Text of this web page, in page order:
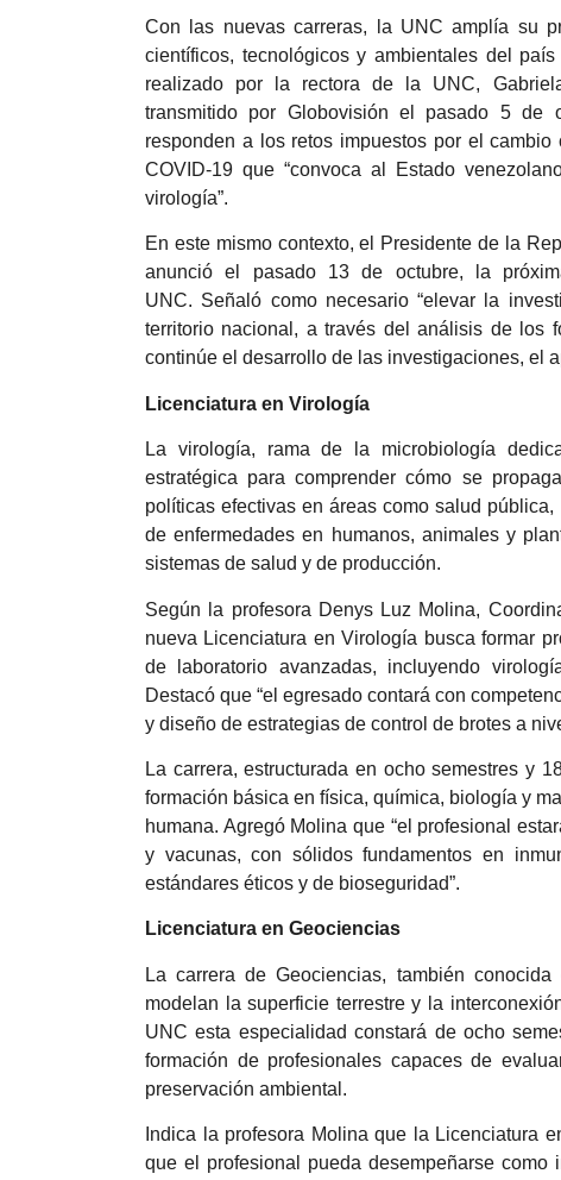
Con las nuevas carreras, la UNC amplía su
científicos, tecnológicos y ambientales del
realizado por la rectora de la UNC,
transmitido por Globovisión el pasado 5 de
responden a los retos impuestos por el
COVID-19 que “convoca al Estado
virología”.
En este mismo contexto, el Presidente de la
anunció el pasado 13 de octubre, la
UNC. Señaló como necesario “elevar la
territorio nacional, a través del análisis de los
continúe el desarrollo de las investigaciones, el
Licenciatura en Virología
La virología, rama de la microbiología
estratégica para comprender cómo se
políticas efectivas en áreas como salud
de enfermedades en humanos, animales y
sistemas de salud y de producción.
Según la profesora Denys Luz Molina,
nueva Licenciatura en Virología busca formar
de laboratorio avanzadas, incluyendo
Destacó que “el egresado contará con
y diseño de estrategias de control de brotes a
La carrera, estructurada en ocho semestres y
formación básica en física, química, biología y
humana. Agregó Molina que “el profesional
y vacunas, con sólidos fundamentos en
estándares éticos y de bioseguridad”.
Licenciatura en Geociencias
La carrera de Geociencias, también
modelan la superficie terrestre y la
UNC esta especialidad constará de ocho
formación de profesionales capaces de
preservación ambiental.
Indica la profesora Molina que la Licenciatura
que el profesional pueda desempeñarse